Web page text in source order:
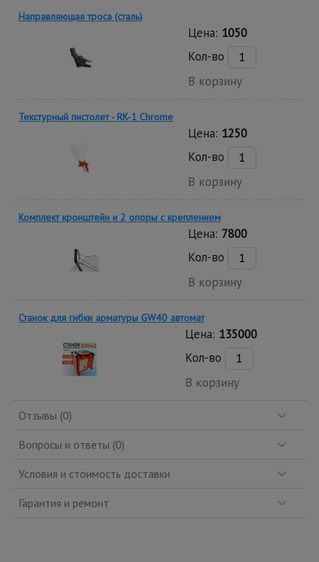
Направляющая троса (сталь)
Цена: 1050
Кол-во
В корзину
Текстурный пистолет - RK-1 Chrome
Цена: 1250
Кол-во
В корзину
Комплект кронштейн и 2 опоры с креплением
Цена: 7800
Кол-во
В корзину
Станок для гибки арматуры GW40 автомат
Цена: 135000
Кол-во
В корзину
Отзывы (0)
Вопросы и ответы (0)
Условия и стоимость доставки
Гарантия и ремонт